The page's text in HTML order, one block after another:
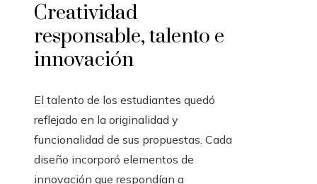
Creatividad
responsable, talento e
innovación
El talento de los estudiantes quedó
reflejado en la originalidad y
funcionalidad de sus propuestas. Cada
diseño incorporó elementos de
innovación que respondían a